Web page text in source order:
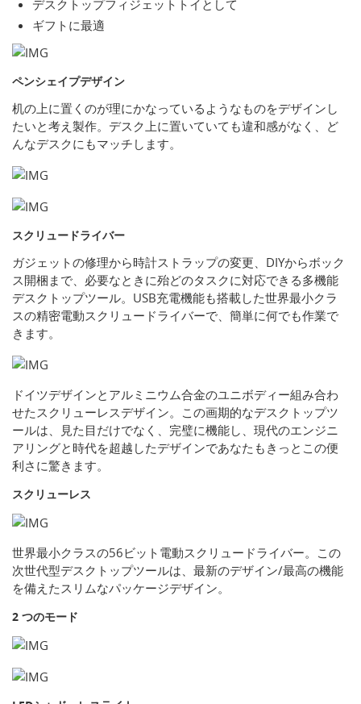
デスクトップフィジェットトイとして
ギフトに最適
ペンシェイプデザイン
机の上に置くのが理にかなっているようなものをデザインし
たいと考え製作。デスク上に置いていても違和感がなく、ど
んなデスクにもマッチします。
スクリュードライバー
ガジェットの修理から時計ストラップの変更、DIYからボック
ス開梱まで、必要なときに殆どのタスクに対応できる多機能
デスクトップツール。USB充電機能も搭載した世界最小クラ
スの精密電動スクリュードライバーで、簡単に何でも作業で
きます。
ドイツデザインとアルミニウム合金のユニボディー組み合わ
せたスクリューレスデザイン。この画期的なデスクトップツ
ールは、見た目だけでなく、完璧に機能し、現代のエンジニ
アリングと時代を超越したデザインであなたもきっとこの便
利さに驚きます。
スクリューレス
世界最小クラスの56ビット電動スクリュードライバー。この
次世代型デスクトップツールは、最新のデザイン/最高の機能
を備えたスリムなパッケージデザイン。
2 つのモード